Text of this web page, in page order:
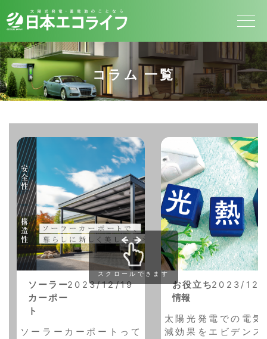
コラム 一覧
ソーラー
カーポー
ト
2023/12/19
ソーラーカーポートって
お役立ち
情報
2023/12/
太陽光発電での電気
減効果をエビデンス
スクロールできます